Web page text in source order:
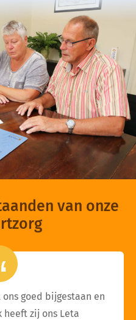
van onze
goed bijgestaan en
heeft zij ons Leta